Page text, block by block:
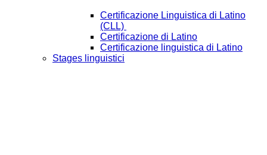
Certificazione Linguistica di Latino
(CLL)
Certificazione di Latino
Certificazione linguistica di Latino
Stages linguistici